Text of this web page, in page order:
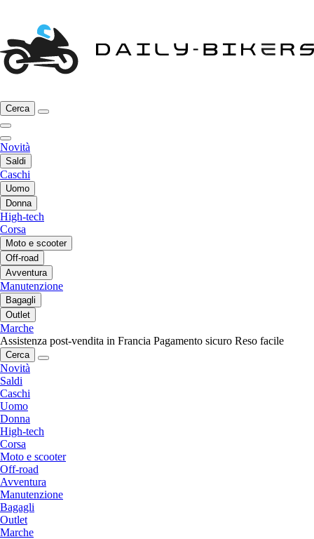
Cerca
Novità
Saldi
Caschi
Uomo
Donna
High-tech
Corsa
Moto e scooter
Off-road
Avventura
Manutenzione
Bagagli
Outlet
Marche
Assistenza post-vendita in Francia Pagamento sicuro Reso facile
Cerca
Novità
Saldi
Caschi
Uomo
Donna
High-tech
Corsa
Moto e scooter
Off-road
Avventura
Manutenzione
Bagagli
Outlet
Marche